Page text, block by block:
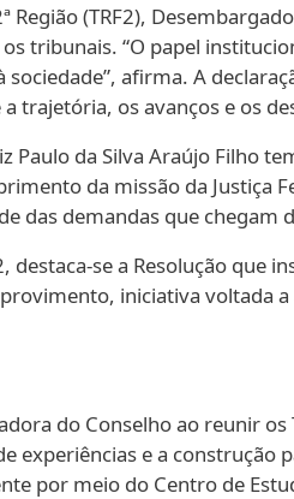
(TRF2),
tribunais. “O papel
afirma. A
os avanços e os
Paulo da Silva Araújo Filho
da missão da Justiça
demandas que chegam
destaca-se a Resolução que
iniciativa
do Conselho ao reunir
experiências e a
por meio do Centro de